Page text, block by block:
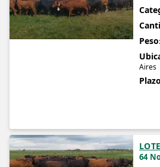
Peso
Aires
Plazo
64